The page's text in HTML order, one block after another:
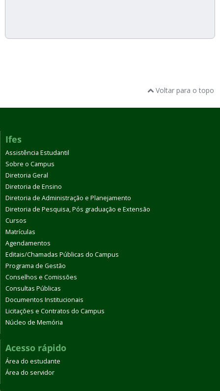
Voltar para o topo
Ifes
Assistência Estudantil
Sobre o Campus
Diretoria Geral
Diretoria de Ensino
Diretoria de Administração e Planejamento
Diretoria de Pesquisa, Pós graduação e Extensão
Cursos
Matrículas
Agendamentos
Editais/Chamadas Públicas do Campus
Programa de Gestão
Conselhos e Comissões
Consultas Públicas
Documentos Institucionais
Licitações e Contratos do Campus
Núcleo de Memória
Acesso rápido
Área do estudante
Área do servidor